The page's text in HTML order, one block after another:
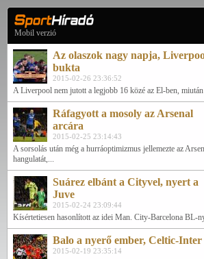
Mobil verzió
Az olaszok nagy napja,
bukta
2015-02-26 23:36:52
A Liverpool nem jutott a legjobb 16 közé az El-ben,
Ráfagyott a mosoly az Arsenal
arcára
2015-02-25 23:14:43
A sorsolás után még a hurráoptimizmus jellemezte az
hangulatát,...
Suárez elbánt a Cityvel, nyert a
Juve
2015-02-24 23:09:44
Kísértetiesen hasonlított az idei Man. City-Barcelona BL-
Balo a nyerő ember, Celtic-Inter
2015-02-19 23:35:14